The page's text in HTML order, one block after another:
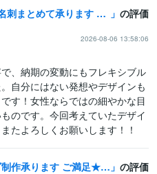
開業3点セット｜ロゴ・看板・名刺まとめて承ります 大切な開業準備、丁寧に一緒に進めます の評価
2026-08-06 13:58:06
、納期の変動にもフレキシブル
自分にはない発想やデザインも
す！女性ならではの細やかな目
のです。今回考えていたデザイ
たよろしくお願いします！！
修正無制限！お手頃価格でロゴ制作承ります ご満足★５多数！実績豊富なデザイナーが丁寧に制作いたします の評価